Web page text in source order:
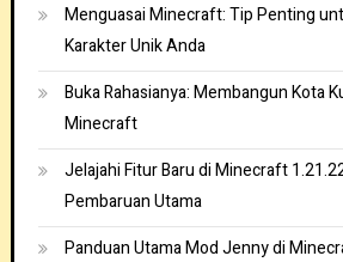
Menguasai Minecraft: Tip Penting
Karakter Unik Anda
Buka Rahasianya: Membangun Kota
Minecraft
Jelajahi Fitur Baru di Minecraft
Pembaruan Utama
Panduan Utama Mod Jenny di